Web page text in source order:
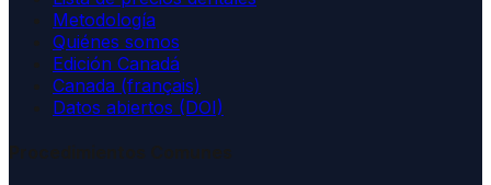
Metodología
Quiénes somos
Edición Canadá
Canada (français)
Datos abiertos (DOI)